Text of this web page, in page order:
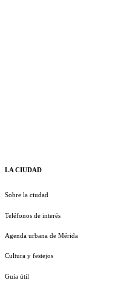
LA CIUDAD
Sobre la ciudad
Teléfonos de interés
Agenda urbana de Mérida
Cultura y festejos
Guía útil